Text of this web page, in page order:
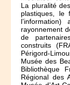
La pluralité
plastiques, le
rayonnement
de
construits
Périgord-
Musée des
Bibliothèque
Régional des